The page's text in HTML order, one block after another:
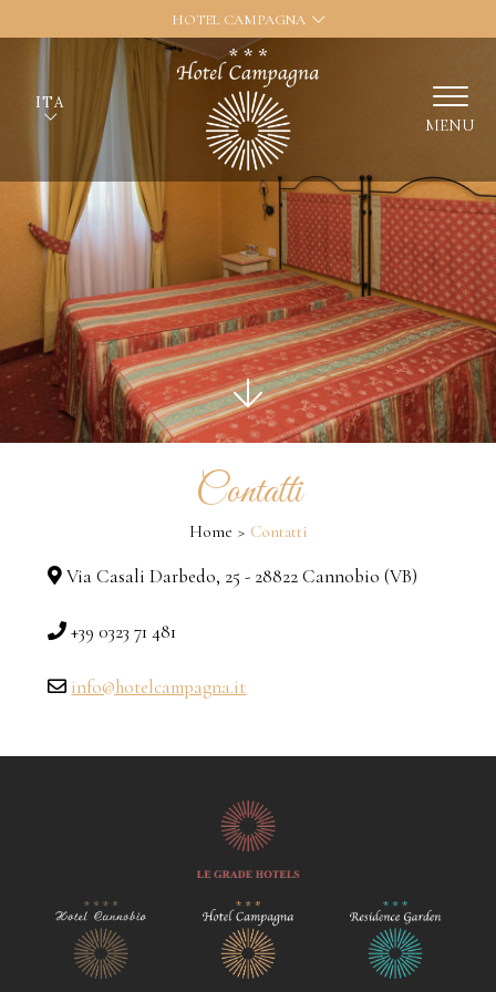
HOTEL CAMPAGNA
ITA
MENU
Contatti
Home Contatti
Via Casali Darbedo, 25 - 28822 Cannobio (VB)
+39 0323 71 481
info@hotelcampagna.it